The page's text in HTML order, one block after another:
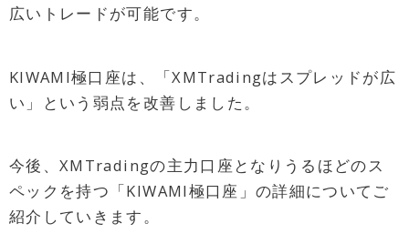
広いトレードが可能です。
KIWAMI極口座は、「XMTradingはスプレッドが広
い」という弱点を改善しました。
今後、XMTradingの主力口座となりうるほどのス
ペックを持つ「KIWAMI極口座」の詳細についてご
紹介していきます。